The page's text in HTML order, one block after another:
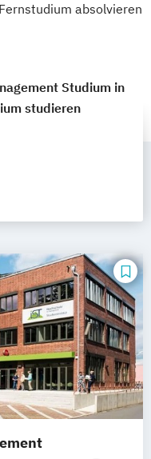
absolvieren
Studium in
studieren